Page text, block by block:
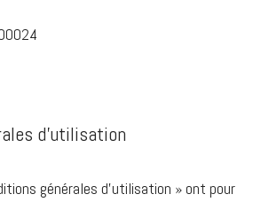
d'utilisation
générales d'utilisation » ont pour